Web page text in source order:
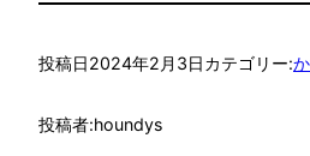
投稿日2024年2月3日カテゴリー:
投稿者:houndys